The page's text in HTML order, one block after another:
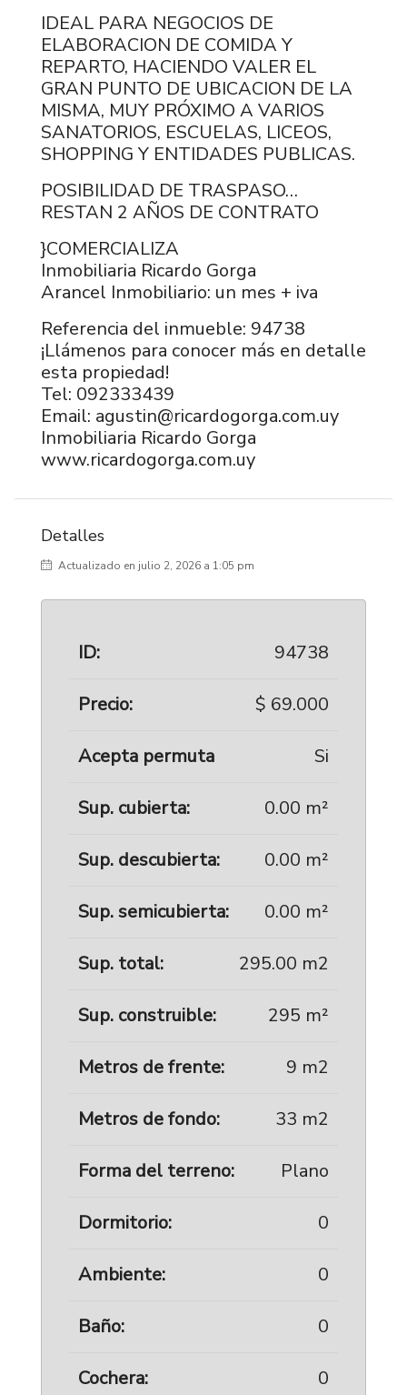
IDEAL PARA NEGOCIOS DE
ELABORACION DE COMIDA Y
REPARTO, HACIENDO VALER EL
GRAN PUNTO DE UBICACION DE LA
MISMA, MUY PRÓXIMO A VARIOS
SANATORIOS, ESCUELAS, LICEOS,
SHOPPING Y ENTIDADES PUBLICAS.
POSIBILIDAD DE TRASPASO…
RESTAN 2 AÑOS DE CONTRATO
}COMERCIALIZA
Inmobiliaria Ricardo Gorga
Arancel Inmobiliario: un mes + iva
Referencia del inmueble: 94738
¡Llámenos para conocer más en detalle
esta propiedad!
Tel: 092333439
Email: agustin@ricardogorga.com.uy
Inmobiliaria Ricardo Gorga
www.ricardogorga.com.uy
Detalles
Actualizado en julio 2, 2026 a 1:05 pm
ID: 94738
Precio: $ 69.000
Acepta permuta Si
Sup. cubierta: 0.00 m²
Sup. descubierta: 0.00 m²
Sup. semicubierta: 0.00 m²
Sup. total: 295.00 m2
Sup. construible: 295 m²
Metros de frente: 9 m2
Metros de fondo: 33 m2
Forma del terreno: Plano
Dormitorio: 0
Ambiente: 0
Baño: 0
Cochera: 0